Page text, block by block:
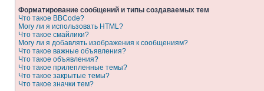
Форматирование сообщений и типы создаваемых тем
Что такое BBCode?
Могу ли я использовать HTML?
Что такое смайлики?
Могу ли я добавлять изображения к сообщениям?
Что такое важные объявления?
Что такое объявления?
Что такое прилепленные темы?
Что такое закрытые темы?
Что такое значки тем?